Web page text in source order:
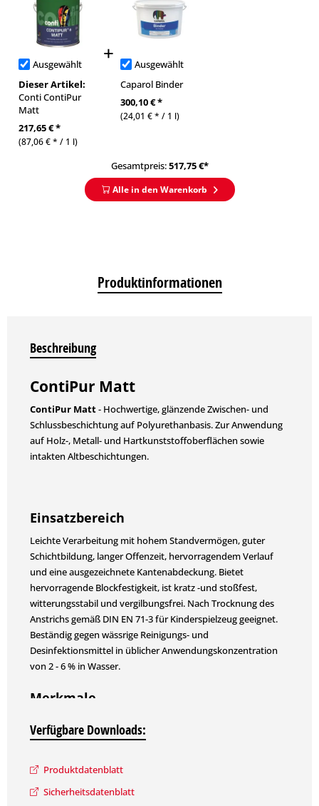
Ausgewählt
Dieser Artikel:
Conti ContiPur
Matt
217,65 € *
(87,06 € * / 1 l)
Ausgewählt
Caparol Binder
300,10 € *
(24,01 € * / 1 l)
Gesamtpreis:517,75€*
Alle in den Warenkorb
Produktinformationen
Beschreibung
ContiPur Matt
ContiPur Matt- Hochwertige, glänzende Zwischen- und
Schlussbeschichtung auf Polyurethanbasis. Zur Anwendung
auf Holz-, Metall- und Hartkunststoffoberflächen sowie
intakten Altbeschichtungen.
Einsatzbereich
Leichte Verarbeitung mit hohem Standvermögen, guter
Schichtbildung, langer Offenzeit, hervorragendem Verlauf
und eine ausgezeichnete Kantenabdeckung. Bietet
hervorragende Blockfestigkeit, ist kratz -und stoßfest,
witterungsstabil und vergilbungsfrei. Nach Trocknung des
Anstrichs gemäß DIN EN 71-3 für Kinderspielzeug geeignet.
Beständig gegen wässrige Reinigungs- und
Desinfektionsmittel in üblicher Anwendungskonzentration
von 2 - 6 % in Wasser.
Merkmale
optimale Haftung
Reichweite: ca. 120 – 150 ml/m²
können Sie dem Produktdatenblatt entnehmen.
Verfügbare Downloads:
Produktdatenblatt
Sicherheitsdatenblatt